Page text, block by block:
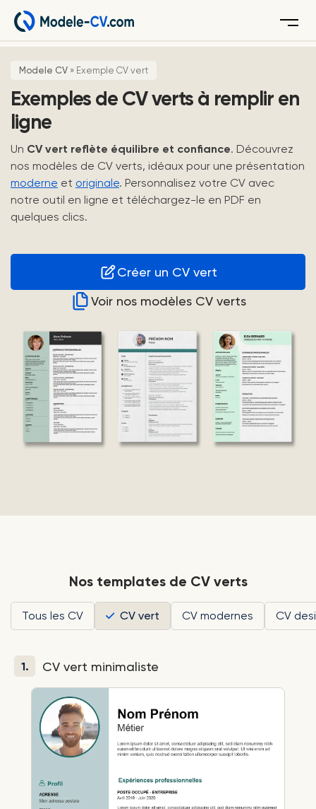
Menu
Modele CV » Exemple CV vert
Exemples de CV verts à remplir en
ligne
Un CV vert reflète équilibre et confiance. Découvrez
nos modèles de CV verts, idéaux pour une présentation
moderne et originale. Personnalisez votre CV avec
notre outil en ligne et téléchargez-le en PDF en
quelques clics.
Créer un CV vert
Voir nos modèles CV verts
Nos templates de CV verts
Tous les CV CV vert CV modernes CV
1. CV vert minimaliste